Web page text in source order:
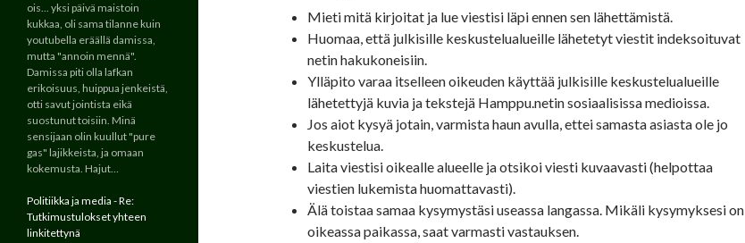
Mieti mitä kirjoitat ja lue viestisi läpi ennen sen lähettämistä.
Huomaa, että julkisille keskustelualueille lähetetyt viestit indeksoituvat
netin hakukoneisiin.
Ylläpito varaa itselleen oikeuden käyttää julkisille keskustelualueille
lähetettyjä kuvia ja tekstejä Hamppu.netin sosiaalisissa medioissa.
Jos aiot kysyä jotain, varmista haun avulla, ettei samasta asiasta ole jo
keskustelua.
Laita viestisi oikealle alueelle ja otsikoi viesti kuvaavasti (helpottaa
viestien lukemista huomattavasti).
Älä toistaa samaa kysymystäsi useassa langassa. Mikäli kysymyksesi on
oikeassa paikassa, saat varmasti vastauksen.
ois... yksi päivä maistoin
kukkaa, oli sama tilanne kuin
youtubella eräällä damissa,
mutta "annoin mennä".
Damissa piti olla lafkan
erikoisuus, huippua jenkeistä,
otti savut jointista eikä
suostunut toisiin. Minä
sensijaan olin kuullut "pure
gas" lajikkeista, ja omaan
kokemusta. Hajut…
Politiikka ja media - Re:
Tutkimustulokset yhteen
linkitettynä